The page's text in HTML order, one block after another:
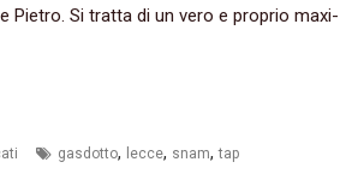
Pietro. Si tratta di un vero e proprio maxi-
gasdotto, lecce, snam,tap